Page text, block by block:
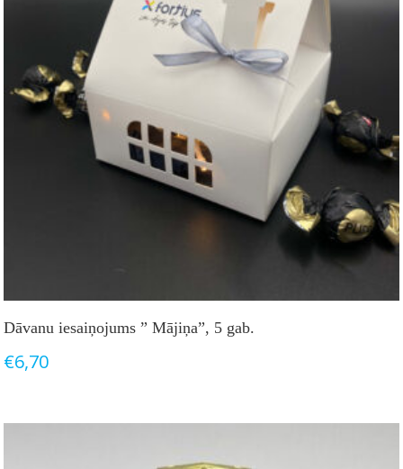
Dāvanu iesaiņojums ” Mājiņa”, 5 gab.
€6,70